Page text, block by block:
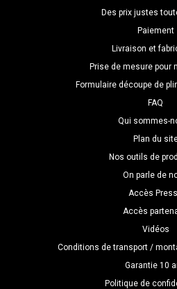
Des prix justes
Paiement
Livraison et
Prise de mesure pour
Formulaire découpe de
FAQ
Qui sommes-
Plan du
Nos outils de
On parle de
Accès
Accès
Vidéos
Conditions de transport /
Garantie 10
Politique de